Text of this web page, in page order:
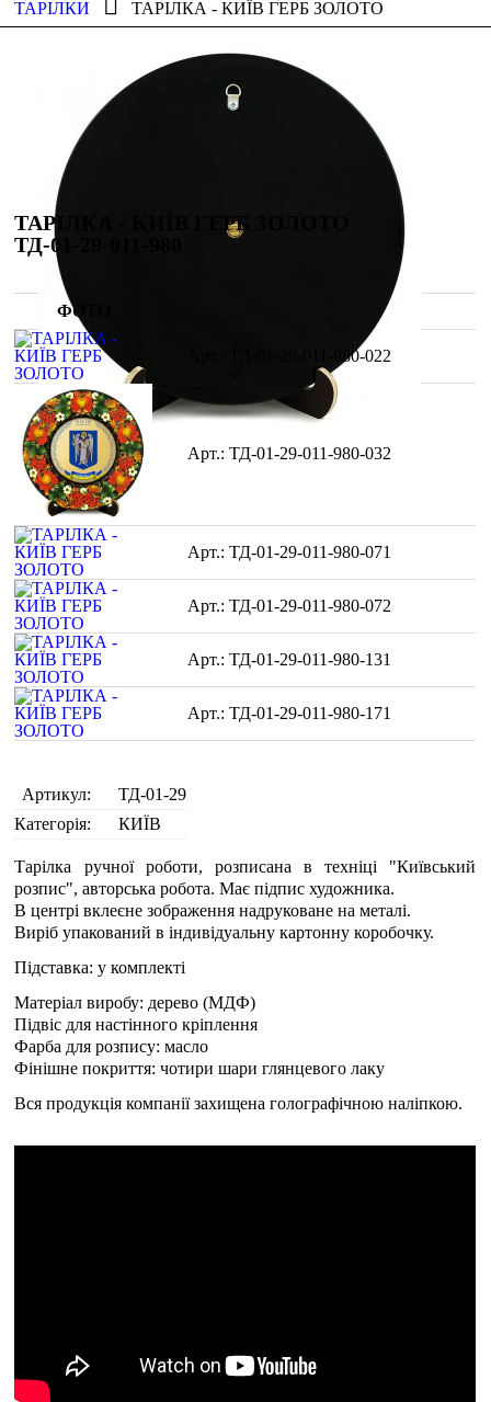
ТАРІЛКИ ТАРІЛКА - КИЇВ ГЕРБ ЗОЛОТО
ТАРІЛКА - КИЇВ ГЕРБ ЗОЛОТО
ТД-01-29-011-980
ФОТО
ТД-01-29-011-980-022
ТД-01-29-011-980-032
ТД-01-29-011-980-071
ТД-01-29-011-980-072
ТД-01-29-011-980-131
ТД-01-29-011-980-171
Артикул:
ТД-01-29
Категорія:
КИЇВ
Тарілка ручної роботи, розписана в техніці "Київський
розпис", авторська робота. Має підпис художника.
В центрі вклеєне зображення надруковане на металі.
Виріб упакований в індивідуальну картонну коробочку.
Підставка: у комплекті
Матеріал виробу: дерево (МДФ)
Підвіс для настінного кріплення
Фарба для розпису: масло
Фінішне покриття: чотири шари глянцевого лаку
Вся продукція компанії захищена голографічною наліпкою.